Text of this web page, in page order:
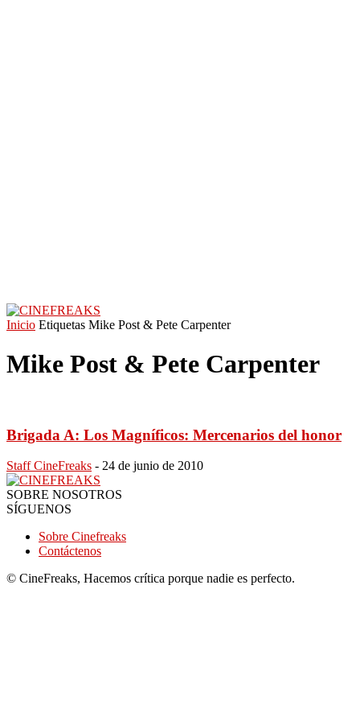
Inicio Etiquetas Mike Post & Pete Carpenter
Mike Post & Pete Carpenter
Brigada A: Los Magníficos: Mercenarios del honor
Staff CineFreaks - 24 de junio de 2010
SOBRE NOSOTROS
SÍGUENOS
Sobre Cinefreaks
Contáctenos
© CineFreaks, Hacemos crítica porque nadie es perfecto.